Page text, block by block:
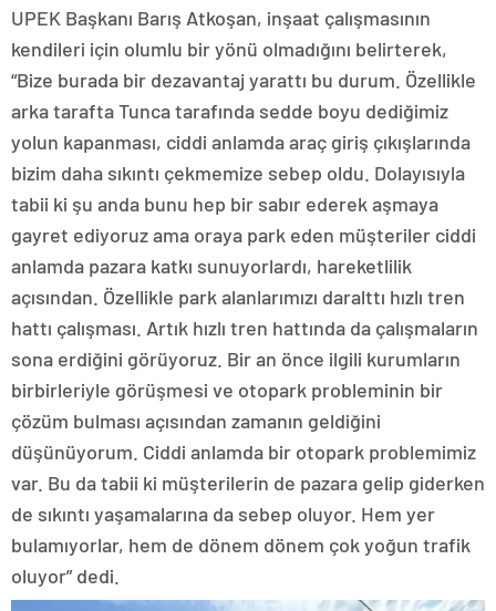
UPEK Başkanı Barış Atkoşan, inşaat çalışmasının
kendileri için olumlu bir yönü olmadığını belirterek,
“Bize burada bir dezavantaj yarattı bu durum. Özellikle
arka tarafta Tunca tarafında sedde boyu dediğimiz
yolun kapanması, ciddi anlamda araç giriş çıkışlarında
bizim daha sıkıntı çekmemize sebep oldu. Dolayısıyla
tabii ki şu anda bunu hep bir sabır ederek aşmaya
gayret ediyoruz ama oraya park eden müşteriler ciddi
anlamda pazara katkı sunuyorlardı, hareketlilik
açısından. Özellikle park alanlarımızı daralttı hızlı tren
hattı çalışması. Artık hızlı tren hattında da çalışmaların
sona erdiğini görüyoruz. Bir an önce ilgili kurumların
birbirleriyle görüşmesi ve otopark probleminin bir
çözüm bulması açısından zamanın geldiğini
düşünüyorum. Ciddi anlamda bir otopark problemimiz
var. Bu da tabii ki müşterilerin de pazara gelip giderken
de sıkıntı yaşamalarına da sebep oluyor. Hem yer
bulamıyorlar, hem de dönem dönem çok yoğun trafik
oluyor” dedi.